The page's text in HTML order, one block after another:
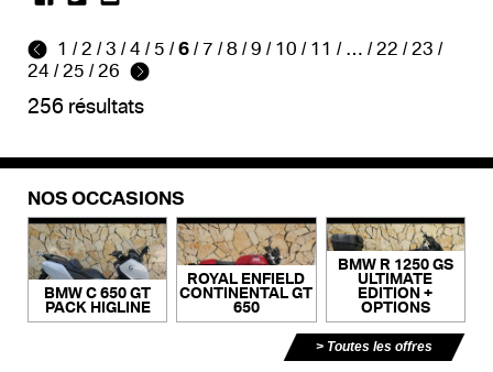
1 /2 /3 /4 /5 /6 /7 /8 /9 / 10 / 11 / … /22 /23 /
24 /25 /26
256 résultats
NOS OCCASIONS
BMW C 650 GT
PACK HIGLINE
ROYAL ENFIELD
CONTINENTAL GT
650
BMW R 1250 GS
ULTIMATE
EDITION +
OPTIONS
Toutes les offres